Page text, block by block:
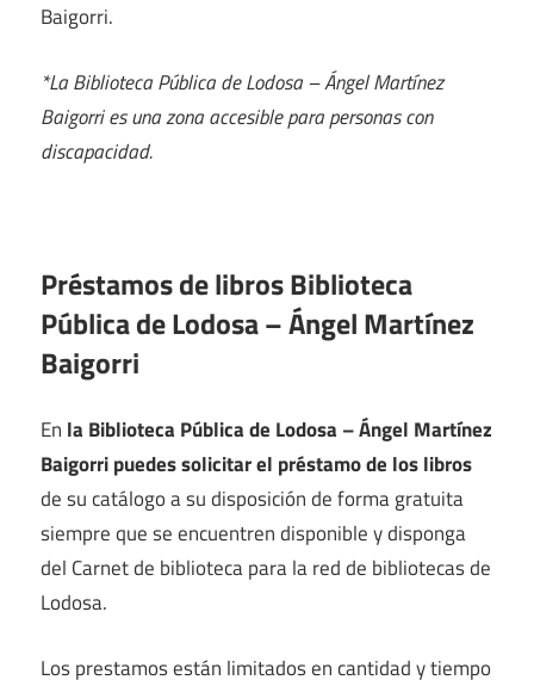
Baigorri.
*La Biblioteca Pública de Lodosa – Ángel Martínez
Baigorri es una zona accesible para personas con
discapacidad.
Préstamos de libros Biblioteca
Pública de Lodosa – Ángel Martínez
Baigorri
En la Biblioteca Pública de Lodosa – Ángel Martínez
Baigorri puedes solicitar el préstamo de los libros
de su catálogo a su disposición de forma gratuita
siempre que se encuentren disponible y disponga
del Carnet de biblioteca para la red de bibliotecas de
Lodosa.
Los prestamos están limitados en cantidad y tiempo